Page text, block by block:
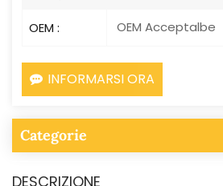
OEM : OEM Acceptalbe
INFORMARSI ORA
Categorie
DESCRIZIONE